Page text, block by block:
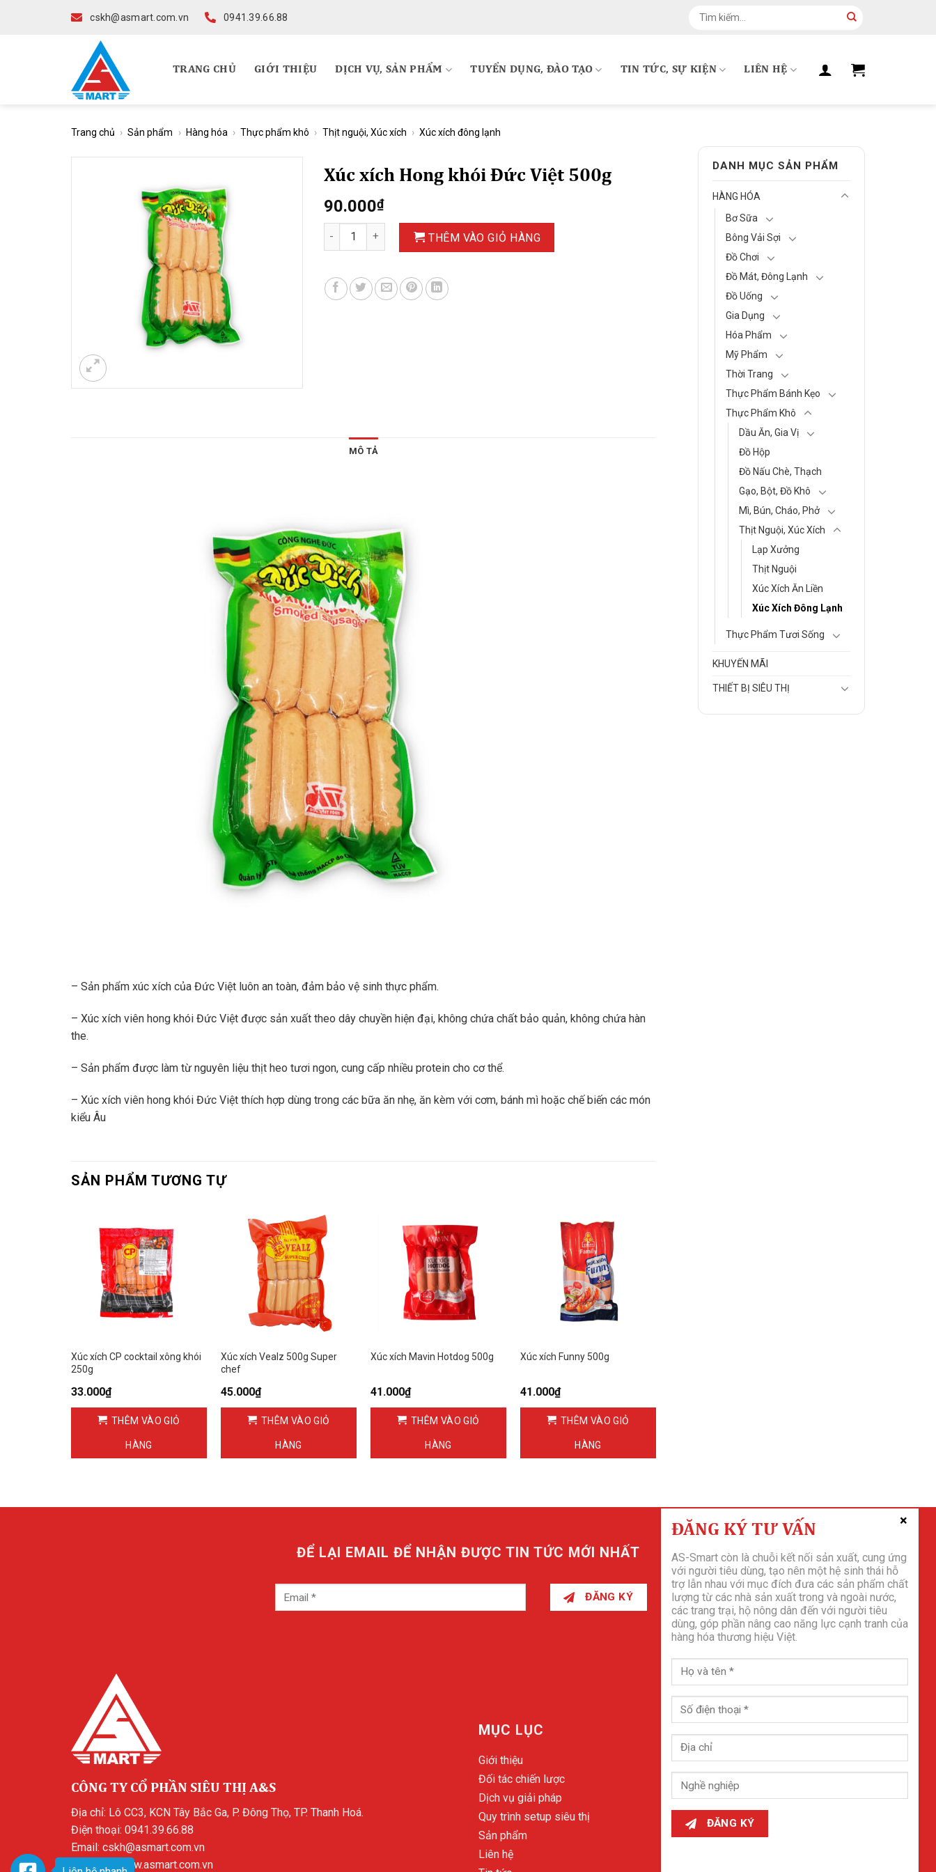
cskh@asmart.com.vn 0941.39.66.88
kiếm:
TRANG CHỦ GIỚI THIỆU DỊCH VỤ, SẢN PHẨM TUYỂN DỤNG, ĐÀO TẠO TIN TỨC, SỰ KIỆN LIÊN HỆ
Trang chủ › Sản phẩm › Hàng hóa › Thực phẩm khô › Thịt nguội, Xúc xích › Xúc xích đông lạnh
DANH MỤC SẢN PHẨM
HÀNG HÓA
Bơ Sữa
Bông Vải Sợi
Đồ Chơi
Đồ Mát, Đông Lạnh
Đồ Uống
Gia Dụng
Hóa Phẩm
Mỹ Phẩm
Thời Trang
Thực Phẩm Bánh Kẹo
Thực Phẩm Khô
Dầu Ăn, Gia Vị
Đồ Hộp
Đồ Nấu Chè, Thạch
Gạo, Bột, Đồ Khô
Mì, Bún, Cháo, Phở
Thịt Nguội, Xúc Xích
Lạp Xưởng
Thịt Nguội
Xúc Xích Ăn Liền
Xúc Xích Đông Lạnh
Thực Phẩm Tươi Sống
KHUYẾN MÃI
THIẾT BỊ SIÊU THỊ
Xúc xích Hong khói Đức Việt 500g
90.000₫
Xúc xích Hong khói Đức Việt 500g số lượng
THÊM VÀO GIỎ HÀNG
MÔ TẢ
– Sản phẩm xúc xích của Đức Việt luôn an toàn, đảm bảo vệ sinh thực phẩm.
– Xúc xích viên hong khói Đức Việt được sản xuất theo dây chuyền hiện đại, không chứa chất bảo quản, không chứa hàn
the.
– Sản phẩm được làm từ nguyên liệu thịt heo tươi ngon, cung cấp nhiều protein cho cơ thể.
– Xúc xích viên hong khói Đức Việt thích hợp dùng trong các bữa ăn nhẹ, ăn kèm với cơm, bánh mì hoặc chế biến các món
kiểu Âu
SẢN PHẨM TƯƠNG TỰ
Xúc xích CP cocktail xông khói
250g
33.000₫
THÊM VÀO GIỎ
HÀNG
Xúc xích Vealz 500g Super
chef
45.000₫
THÊM VÀO GIỎ
HÀNG
Xúc xích Mavin Hotdog 500g
41.000₫
THÊM VÀO GIỎ
HÀNG
Xúc xích Funny 500g
41.000₫
THÊM VÀO GIỎ
HÀNG
ĐỂ LẠI EMAIL ĐỂ NHẬN ĐƯỢC TIN TỨC MỚI NHẤT
ĐĂNG KÝ
CÔNG TY CỔ PHẦN SIÊU THỊ A&S
Địa chỉ: Lô CC3, KCN Tây Bắc Ga, P. Đông Thọ, TP. Thanh Hoá.
Điện thoại: 0941.39.66.88
Email: cskh@asmart.com.vn
Website:
www.asmart.com.vn
MỤC LỤC
Giới thiệu
Đối tác chiến lược
Dịch vụ giải pháp
Quy trình setup siêu thị
Sản phẩm
Liên hệ
ĐĂNG KÝ TƯ VẤN
AS-Smart còn là chuỗi kết nối sản xuất, cung ứng
với người tiêu dùng, tạo nên một hệ sinh thái hỗ
trợ lẫn nhau với mục đích đưa các sản phẩm chất
lượng từ các nhà sản xuất trong và ngoài nước,
các trang trại, hộ nông dân đến với người tiêu
dùng, góp phần nâng cao năng lực cạnh tranh của
hàng hóa thương hiệu Việt.
ĐĂNG KÝ